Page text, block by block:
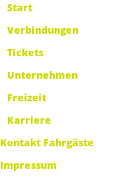
Start
Verbindungen
Tickets
Unternehmen
Freizeit
Karriere
Kontakt Fahrgäste
Impressum